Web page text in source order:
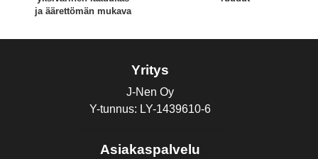
ja äärettömän mukava
Yritys
J-Nen Oy
Y-tunnus: LY-1439610-6
Asiakaspalvelu